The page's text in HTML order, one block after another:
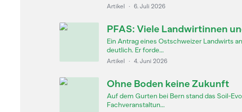
Artikel · 6. Juli 2026
PFAS: Viele Landwirtinnen
Ein Antrag eines Ostschweizer Landwirts
deutlich. Er forde...
Artikel · 4. Juni 2026
Ohne Boden keine Zukunft
Auf dem Gurten bei Bern stand das Soil-
Fachveranstaltun...